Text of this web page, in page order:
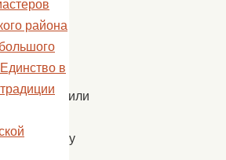
Дома
культуры
и
ЦДТ
подготовили
празднику
района
в